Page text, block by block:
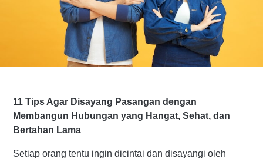
11 Tips Agar Disayang Pasangan dengan
Membangun Hubungan yang Hangat, Sehat, dan
Bertahan Lama
Setiap orang tentu ingin dicintai dan disayangi oleh